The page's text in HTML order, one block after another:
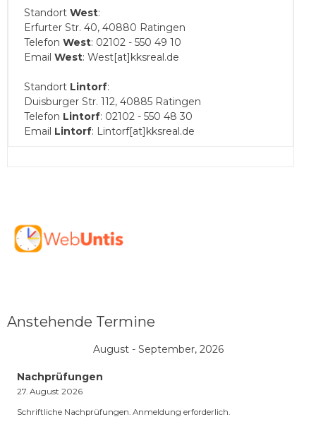
Standort West:
Erfurter Str. 40, 40880 Ratingen
Telefon West: 02102 - 550 49 10
Email West: West[at]kksreal.de
Standort Lintorf:
Duisburger Str. 112, 40885 Ratingen
Telefon Lintorf: 02102 - 550 48 30
Email Lintorf: Lintorf[at]kksreal.de
Anstehende Termine
August - September, 2026
Nachprüfungen
27. August 2026
Schriftliche Nachprüfungen. Anmeldung erforderlich.